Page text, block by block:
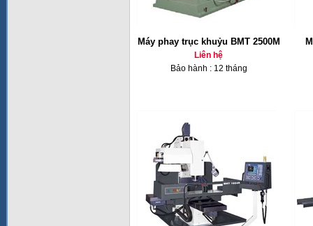
Máy phay trục khuỷu BMT 2500M
Liên hệ
Bảo hành : 12 tháng